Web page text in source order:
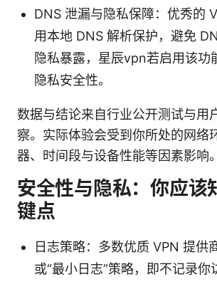
DNS 泄漏与隐私保障：优秀的
用本地 DNS 解析保护，避免
隐私暴露，星辰vpn若启用该功
隐私安全性。
数据与结论来自行业公开测试与用
察。实际体验会受到你所处的网络
器、时间段与设备性能等因素影响。
安全性与隐私：你应该
键点
日志策略：多数优质 VPN 提供
或“最小日志”策略，即不记录你